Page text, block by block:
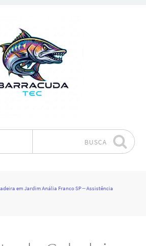
BUSCA
em Jardim Anália Franco SP – Assistência